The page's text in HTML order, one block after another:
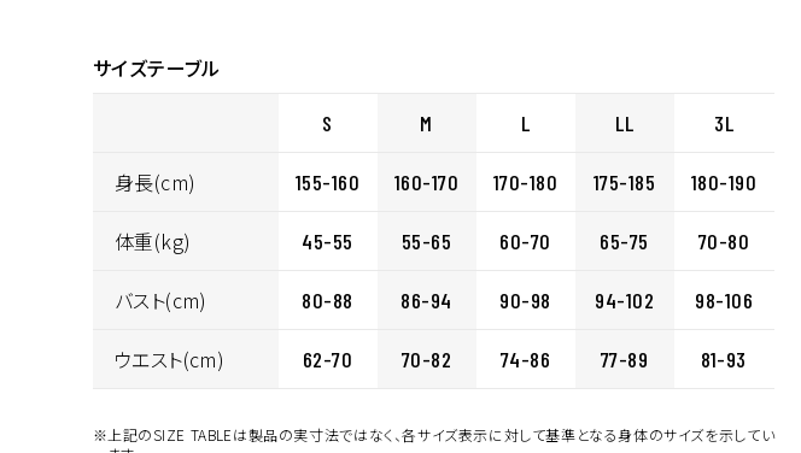
サイズテーブル
S M L LL 3L
身長(cm) 155-160 160-170 170-180 175-185 180-190
体重(kg) 45-55 55-65 60-70 65-75 70-80
バスト(cm) 80-88 86-94 90-98 94-102 98-106
ウエスト(cm) 62-70 70-82 74-86 77-89 81-93
※上記のSIZE TABLEは製品の実寸法ではなく、各サイズ表示に対して基準となる身体のサイズを示してい